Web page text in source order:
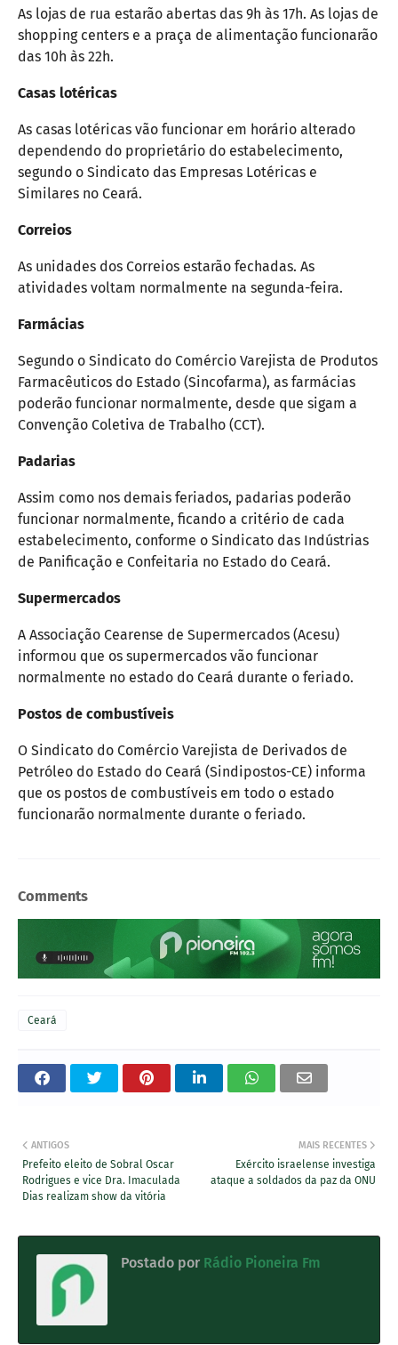
As lojas de rua estarão abertas das 9h às 17h. As lojas de
shopping centers e a praça de alimentação funcionarão
das 10h às 22h.
Casas lotéricas
As casas lotéricas vão funcionar em horário alterado
dependendo do proprietário do estabelecimento,
segundo o Sindicato das Empresas Lotéricas e
Similares no Ceará.
Correios
As unidades dos Correios estarão fechadas. As
atividades voltam normalmente na segunda-feira.
Farmácias
Segundo o Sindicato do Comércio Varejista de Produtos
Farmacêuticos do Estado (Sincofarma), as farmácias
poderão funcionar normalmente, desde que sigam a
Convenção Coletiva de Trabalho (CCT).
Padarias
Assim como nos demais feriados, padarias poderão
funcionar normalmente, ficando a critério de cada
estabelecimento, conforme o Sindicato das Indústrias
de Panificação e Confeitaria no Estado do Ceará.
Supermercados
A Associação Cearense de Supermercados (Acesu)
informou que os supermercados vão funcionar
normalmente no estado do Ceará durante o feriado.
Postos de combustíveis
O Sindicato do Comércio Varejista de Derivados de
Petróleo do Estado do Ceará (Sindipostos-CE) informa
que os postos de combustíveis em todo o estado
funcionarão normalmente durante o feriado.
Comments
Ceará
MAIS RECENTES
Exército israelense investiga
ataque a soldados da paz da ONU
ANTIGOS
Prefeito eleito de Sobral Oscar
Rodrigues e vice Dra. Imaculada
Dias realizam show da vitória
Postado por Rádio Pioneira Fm